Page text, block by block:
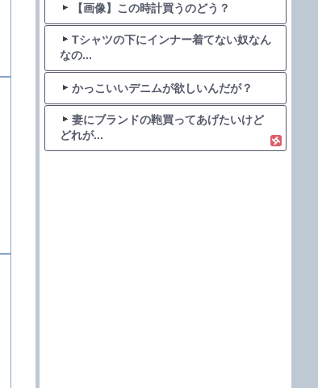
【画像】この時計買うのどう？
Tシャツの下にインナー着てない奴なん
なの...
かっこいいデニムが欲しいんだが？
妻にブランドの鞄買ってあげたいけど
どれが...